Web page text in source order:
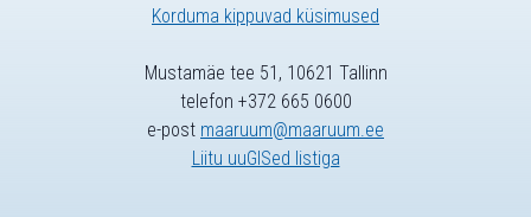
Korduma kippuvad küsimused
Mustamäe tee 51, 10621 Tallinn
telefon +372 665 0600
e-post maaruum@maaruum.ee
Liitu uuGISed listiga